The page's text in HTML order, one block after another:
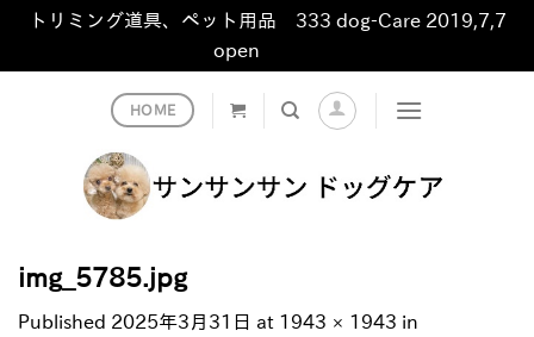
トリミング道具、ペット用品 333 dog-Care 2019,7,7
open
HOME
img_5785.jpg
Published 2025年3月31日 at 1943 × 1943 in